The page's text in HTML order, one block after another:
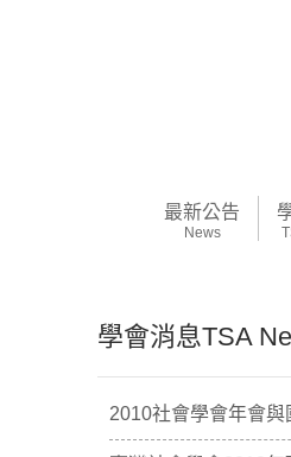
最新公告
News
學會消息TSA
2010社會學會年會